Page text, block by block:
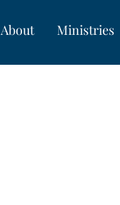
About Ministries